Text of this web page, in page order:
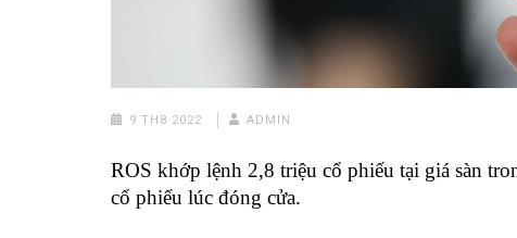
9 TH8 2022 ADMIN
ROS khớp lệnh 2,8 triệu cổ phiếu tại giá sàn
cổ phiếu lúc đóng cửa.